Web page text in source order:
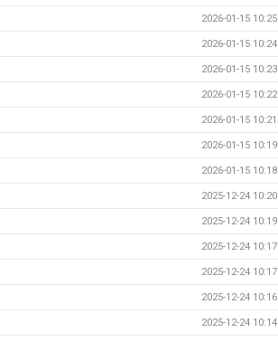
2026-01-15 10:25
2026-01-15 10:24
2026-01-15 10:23
2026-01-15 10:22
2026-01-15 10:21
2026-01-15 10:19
2026-01-15 10:18
2025-12-24 10:20
2025-12-24 10:19
2025-12-24 10:17
2025-12-24 10:17
2025-12-24 10:16
2025-12-24 10:14